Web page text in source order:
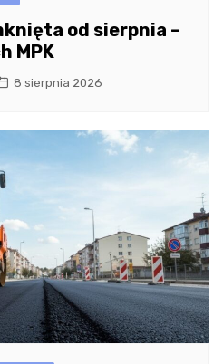
od sierpnia –
MPK
8 sierpnia 2026